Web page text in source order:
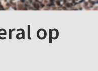
op